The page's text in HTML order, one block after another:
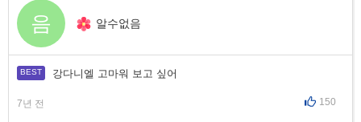
음 알수없음
강다니엘 고마워 보고 싶어
7년 전 150